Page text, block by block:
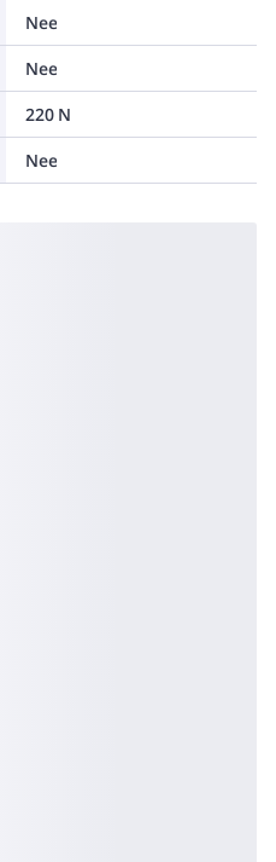
Nee
Nee
220 N
Nee